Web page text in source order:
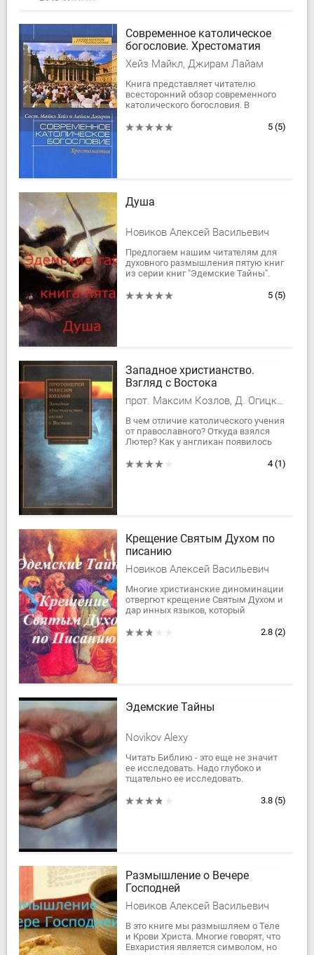
Современное католическое
богословие. Хрестоматия
Хейз Майкл, Джирам Лайам
Книга представляет читателю
всесторонний обзор современного
католического богословия. В
тексты крупнейших современных5 (5)
Душа
Новиков Алексей Васильевич
Предлогаем нашим читателям для
духовного размышления пятую книг
из серии книг "Эдемские Тайны".
которые ознакомились прежде
5 (5)
Западное христианство.
Взгляд с Востока
прот. Максим Козлов, Д. Огицкий
В чем отличие католического учения
от православного? Откуда взялся
Лютер? Как у англикан появилось
многие другие вопросы в своей
4 (1)
Крещение Святым Духом по
писанию
Новиков Алексей Васильевич
Многие христианские диноминации
отвергют крещение Святым Духом и
дар инных языков, который
об этом в совей литертуре. Хотя о2.8 (2)
Эдемские Тайны
Novikov Alexy
Читать Библию - это еще не значит
ее исследовать. Надо глубоко и
тщательно ее исследовать.
Писания и соединять его с другими
3.8 (5)
Размышление о Вечере
Господней
Новиков Алексей Васильевич
В это книге мы размышляем о Теле
и Крови Христа. Многие говорят, что
Евхаристия является символом, но